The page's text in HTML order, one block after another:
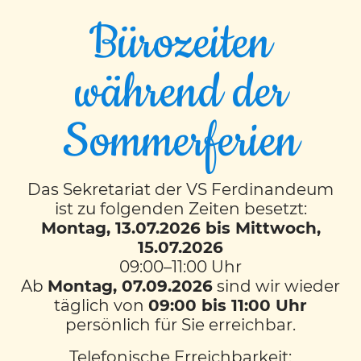
Mit Spiel, Spaß und
Sonnenschein starten
wir in das Wochenende
hinein
Unser Spielplatzbesuch mit
der 4S
Am Freitagvormittag machten wir uns bei
Bürozeiten
während der
Sommerferien
Das Sekretariat der VS Ferdinandeum
ist zu folgenden Zeiten besetzt:
Montag, 13.07.2026 bis Mittwoch,
15.07.2026
09:00–11:00 Uhr
Ab Montag, 07.09.2026 sind wir wieder
täglich von 09:00 bis 11:00 Uhr
persönlich für Sie erreichbar.
Telefonische Erreichbarkeit: